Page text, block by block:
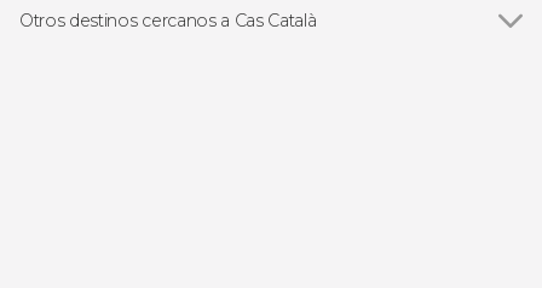
Otros destinos cercanos a Cas Català